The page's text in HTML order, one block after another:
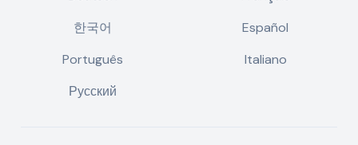
한국어
Español
Português
Italiano
Русский